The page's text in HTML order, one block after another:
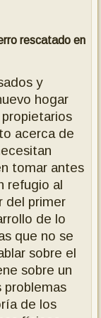
rescatado en
​​y
hogar
acerca de
tomar antes
refugio al
del primer
de lo
que no se
sobre el
sobre un
problemas
de los